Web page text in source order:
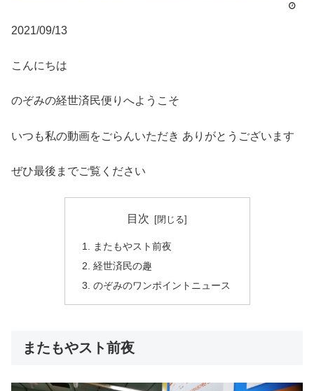
2021/09/13
こんにちは
のぞみの経世済民便りへようこそ
いつも私の動画をごらんいただき ありがとうございます
ぜひ最後までご覧ください
目次
またもやスト前夜
経世済民の趣
のぞみのワンポイントニュース
またもやスト前夜